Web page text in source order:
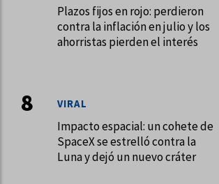
Plazos fijos en rojo: perdieron
contra la inflación en julio y los
ahorristas pierden el interés
Impacto espacial: un cohete de
SpaceX se estrelló contra la
Luna y dejó un nuevo cráter
VIRAL